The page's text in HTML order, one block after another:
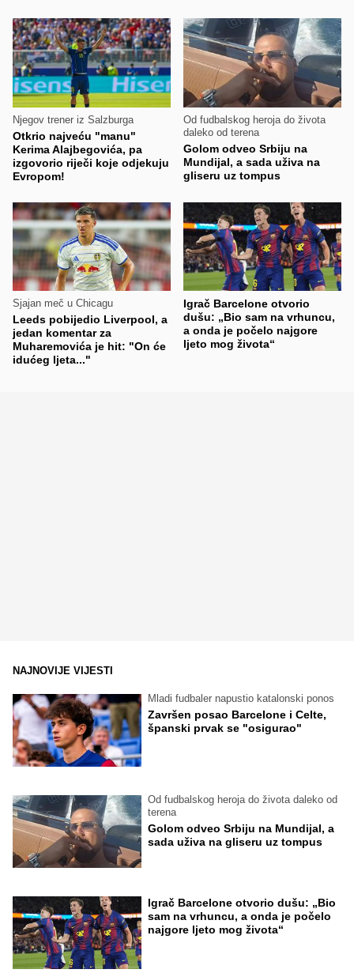
Njegov trener iz Salzburga
Otkrio najveću "manu"
Kerima Alajbegovića, pa
izgovorio riječi koje odjekuju
Evropom!
Od fudbalskog heroja do života
daleko od terena
Golom odveo Srbiju na
Mundijal, a sada uživa na
gliseru uz tompus
Sjajan meč u Chicagu
Leeds pobijedio Liverpool, a
jedan komentar za
Muharemovića je hit: "On će
idućeg ljeta..."
Igrač Barcelone otvorio
dušu: „Bio sam na vrhuncu,
a onda je počelo najgore
ljeto mog života“
NAJNOVIJE VIJESTI
Mladi fudbaler napustio katalonski ponos
Završen posao Barcelone i Celte,
španski prvak se "osigurao"
Od fudbalskog heroja do života daleko od
terena
Golom odveo Srbiju na Mundijal, a
sada uživa na gliseru uz tompus
Igrač Barcelone otvorio dušu: „Bio
sam na vrhuncu, a onda je počelo
najgore ljeto mog života“